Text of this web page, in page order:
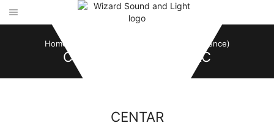
Home Bilbordi(reference)
CENTAR, KRAGUJEVAC
CENTAR